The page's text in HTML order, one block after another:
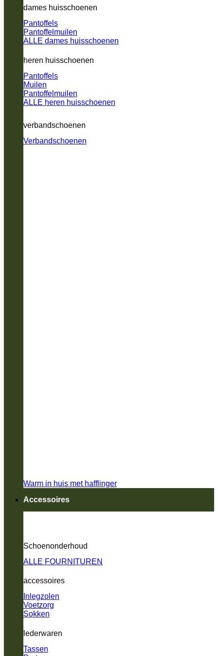
dames huisschoenen
Pantoffels
Pantoffelmuilen
ALLE dames huisschoenen
heren huisschoenen
Pantoffels
Muilen
Pantoffelmuilen
ALLE heren huisschoenen
verbandschoenen
Verbandschoenen
Warm in huis met hafflinger
Accessoires
Schoenonderhoud
ALLE FOURNITUREN
accessoires
Inlegzolen
Voetzorg
Sokken
lederwaren
Tassen